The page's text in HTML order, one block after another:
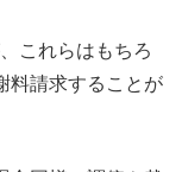
これらはもちろ
料請求することが